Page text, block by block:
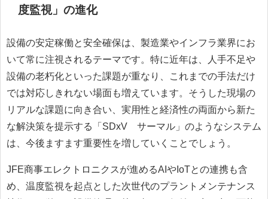
度監視」の進化
設備の安定稼働と安全確保は、製造業やインフラ業界にお
いて常に注視されるテーマです。特に近年は、人手不足や
設備の老朽化といった課題が重なり、これまでの手法だけ
では対応しきれない場面も増えています。そうした現場の
リアルな課題に向き合い、実用性と経済性の両面から新た
な解決策を提示する「SDxV®サーマル」のようなシステム
は、今後ますます重要性を増していくことでしょう。
JFE商事エレクトロニクスが進めるAIやIoTとの連携も含
め、温度監視を起点とした次世代のプラントメンテナンス